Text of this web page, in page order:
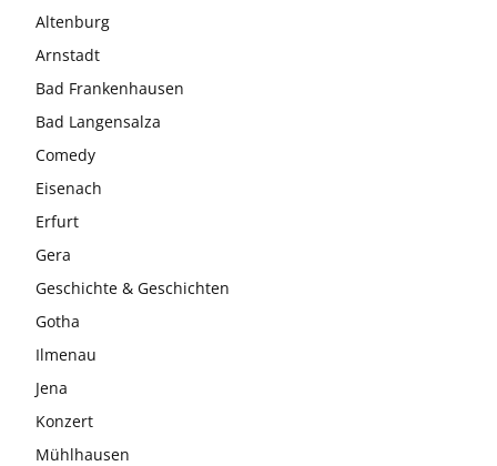
Altenburg
Arnstadt
Bad Frankenhausen
Bad Langensalza
Comedy
Eisenach
Erfurt
Gera
Geschichte & Geschichten
Gotha
Ilmenau
Jena
Konzert
Mühlhausen